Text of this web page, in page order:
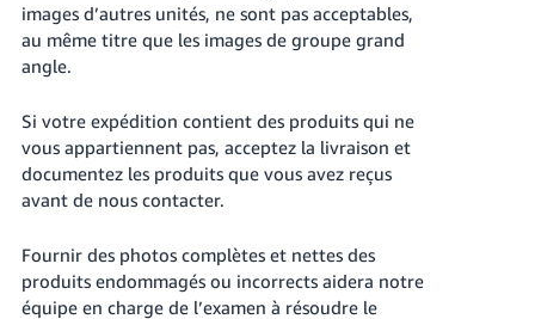
images d’autres unités, ne sont pas acceptables,
au même titre que les images de groupe grand
angle.
Si votre expédition contient des produits qui ne
vous appartiennent pas, acceptez la livraison et
documentez les produits que vous avez reçus
avant de nous contacter.
Fournir des photos complètes et nettes des
produits endommagés ou incorrects aidera notre
équipe en charge de l’examen à résoudre le